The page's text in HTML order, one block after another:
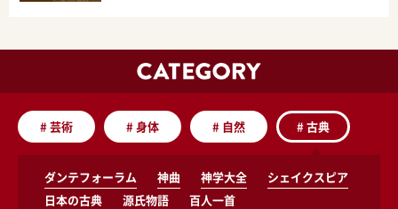
#芸術 #身体 # 自然 #古典
ダンテフォーラム 神曲 神学大全
シェイクスピア
日本の古典
源氏物語 百人一首